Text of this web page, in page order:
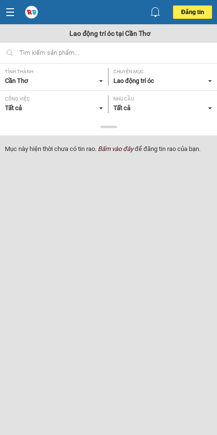
Đăng tin
Lao động trí óc tại Cần Thơ
TỈNH THÀNH
Cần Thơ
CHUYÊN MỤC
Lao động trí óc
CÔNG VIỆC
Tất cả
NHU CẦU
Tất cả
Tất cả
Mục này hiện thời chưa có tin rao. Bấm vào đâyđể đăng tin rao của bạn.